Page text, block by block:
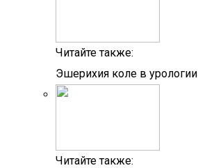
Читайте также:
Эшерихия коле в урологии
Читайте также: